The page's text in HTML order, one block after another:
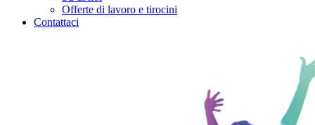
Offerte di lavoro e tirocini
Contattaci